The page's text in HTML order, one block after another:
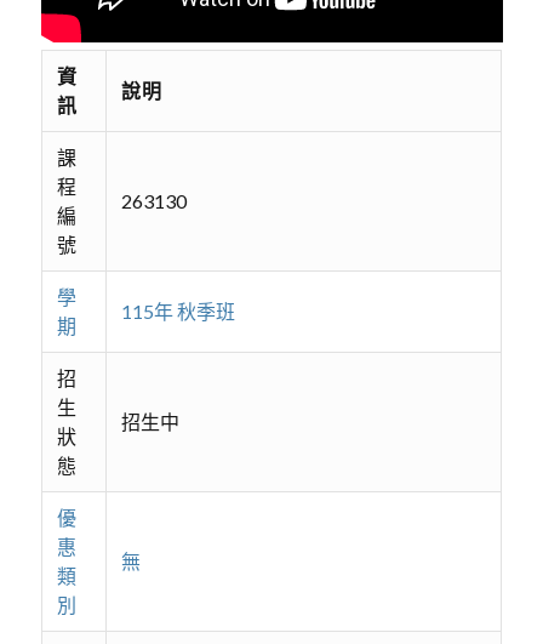
資
訊
說明
課
程
編
號
263130
學
期
115年 秋季班
招
生
狀
態
招生中
優
惠
類
別
無